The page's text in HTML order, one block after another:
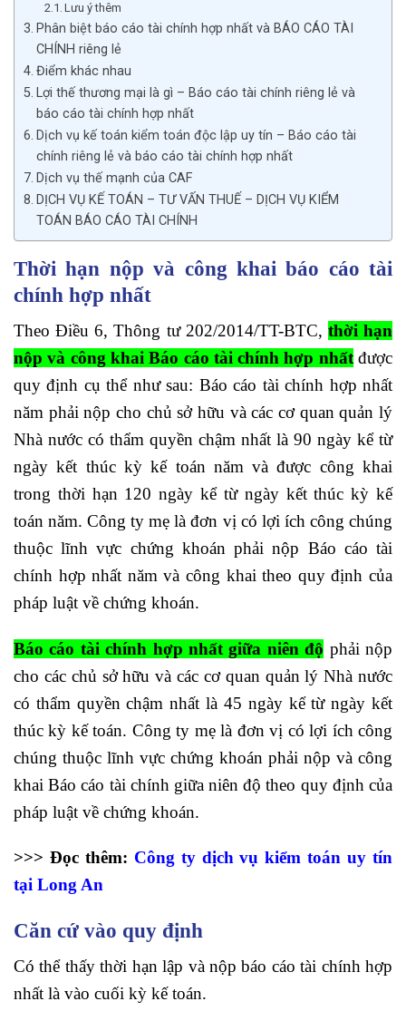
Lưu ý thêm
Phân biệt báo cáo tài chính hợp nhất và BÁO CÁO TÀI
CHÍNH riêng lẻ
Điểm khác nhau
Lợi thế thương mại là gì – Báo cáo tài chính riêng lẻ và
báo cáo tài chính hợp nhất
Dịch vụ kế toán kiểm toán độc lập uy tín – Báo cáo tài
chính riêng lẻ và báo cáo tài chính hợp nhất
Dịch vụ thế mạnh của CAF
DỊCH VỤ KẾ TOÁN – TƯ VẤN THUẾ – DỊCH VỤ KIỂM
TOÁN BÁO CÁO TÀI CHÍNH
Thời hạn nộp và công khai báo cáo tài
chính hợp nhất
Theo Điều 6, Thông tư 202/2014/TT-BTC, thời hạn
nộp và công khai Báo cáo tài chính hợp nhấtđược
quy định cụ thể như sau: Báo cáo tài chính hợp nhất
năm phải nộp cho chủ sở hữu và các cơ quan quản lý
Nhà nước có thẩm quyền chậm nhất là 90 ngày kể từ
ngày kết thúc kỳ kế toán năm và được công khai
trong thời hạn 120 ngày kể từ ngày kết thúc kỳ kế
toán năm. Công ty mẹ là đơn vị có lợi ích công chúng
thuộc lĩnh vực chứng khoán phải nộp Báo cáo tài
chính hợp nhất năm và công khai theo quy định của
pháp luật về chứng khoán.
Báo cáo tài chính hợp nhất giữa niên độ phải nộp
cho các chủ sở hữu và các cơ quan quản lý Nhà nước
có thẩm quyền chậm nhất là 45 ngày kể từ ngày kết
thúc kỳ kế toán. Công ty mẹ là đơn vị có lợi ích công
chúng thuộc lĩnh vực chứng khoán phải nộp và công
khai Báo cáo tài chính giữa niên độ theo quy định của
pháp luật về chứng khoán.
>>> Đọc thêm: Công ty dịch vụ kiểm toán uy tín
tại Long An
Căn cứ vào quy định
Có thể thấy thời hạn lập và nộp báo cáo tài chính hợp
nhất là vào cuối kỳ kế toán.